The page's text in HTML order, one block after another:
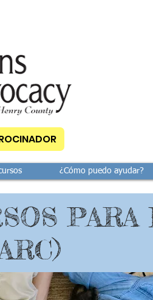
¿Cómo puedo ayudar?